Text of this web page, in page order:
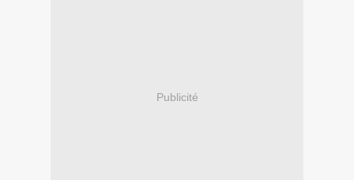
Publicité